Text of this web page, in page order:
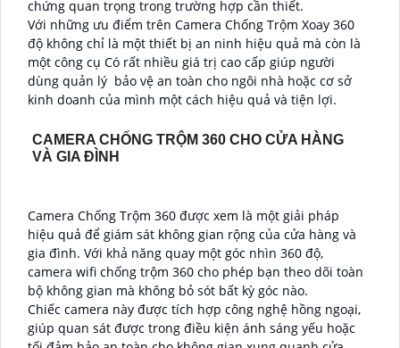
chứng quan trọng trong trường hợp cần thiết.
Với những ưu điểm trên Camera Chống Trộm Xoay 360
độ không chỉ là một thiết bị an ninh hiệu quả mà còn là
một công cụ Có rất nhiều giá trị cao cấp giúp người
dùng quản lý bảo vệ an toàn cho ngôi nhà hoặc cơ sở
kinh doanh của mình một cách hiệu quả và tiện lợi.
CAMERA CHỐNG TRỘM 360 CHO CỬA HÀNG
VÀ GIA ĐÌNH
Camera Chống Trộm 360 được xem là một giải pháp
hiệu quả để giám sát không gian rộng của cửa hàng và
gia đình. Với khả năng quay một góc nhìn 360 độ,
camera wifi chống trộm 360 cho phép bạn theo dõi toàn
bộ không gian mà không bỏ sót bất kỳ góc nào.
Chiếc camera này được tích hợp công nghệ hồng ngoại,
giúp quan sát được trong điều kiện ánh sáng yếu hoặc